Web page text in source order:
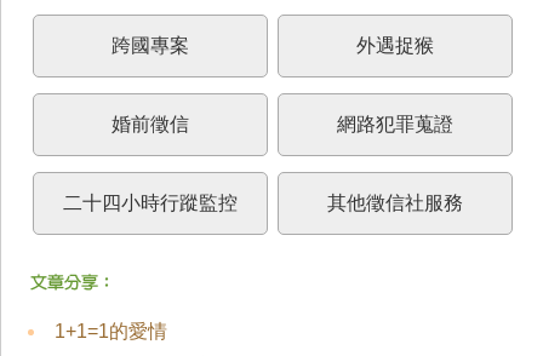
跨國專案 外遇捉猴
婚前徵信 網路犯罪蒐證
二十四小時行蹤監控 其他徵信社服務
1+1=1的愛情